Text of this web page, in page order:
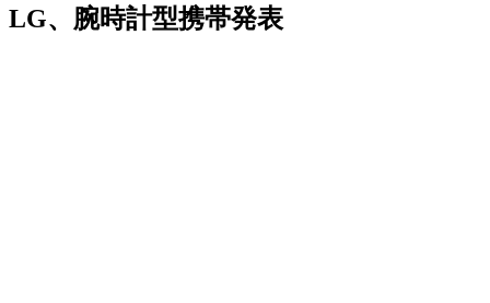
LG、腕時計型携帯発表